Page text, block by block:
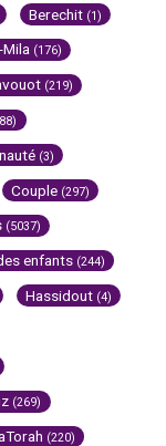
Berechit (1)
(176)
(219)
(3)
Couple (297)
(5037)
enfants (244)
Hassidout (4)
(269)
(220)